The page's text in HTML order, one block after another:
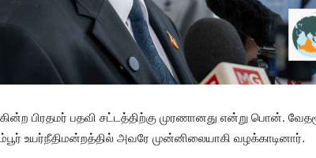
பிரதமர் பதவி சட்டத்திற்கு முரணானது என்று பொன்.
உயர்நீதிமன்றத்தில் அவரே முன்னிலையாகி வழக்காடினார்.